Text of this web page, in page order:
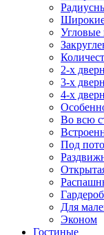
2-х
3-х
4-х
Во всю
Под
Гардероб
Для
Эконом
Гостиные